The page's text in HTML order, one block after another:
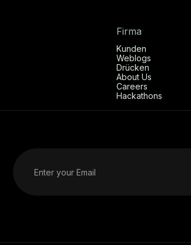
Firma
Kunden
Weblogs
Drücken
About Us
Careers
Hackathons